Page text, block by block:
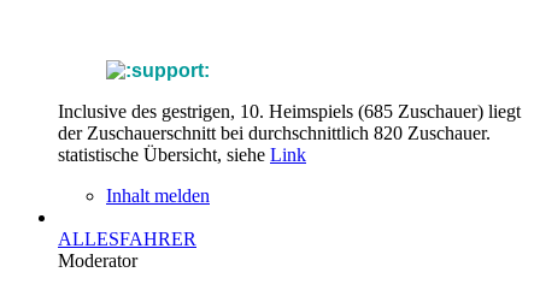
Inclusive des gestrigen, 10. Heimspiels (685 Zuschauer) liegt
der Zuschauerschnitt bei durchschnittlich 820 Zuschauer.
statistische Übersicht, siehe Link
Inhalt melden
ALLESFAHRER
Moderator